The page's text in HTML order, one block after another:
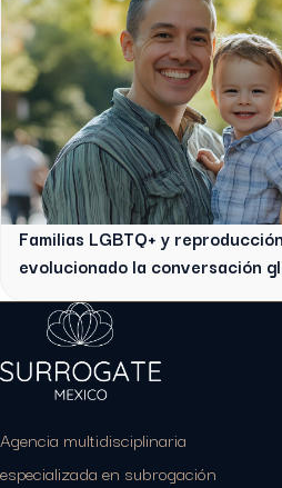
Familias LGBTQ+ y
evolucionado la conversación
Agencia multidisciplinaria
especializada en subrogación